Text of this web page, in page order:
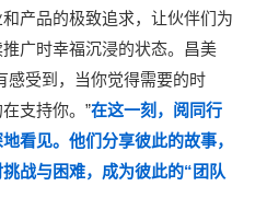
产品的极致追求，让伙伴们为
广时幸福沉浸的状态。昌美
感受到，当你觉得需要的时
支持你。”在这一刻，阅同行
看见。他们分享彼此的故事，
战与困难，成为彼此的“团队